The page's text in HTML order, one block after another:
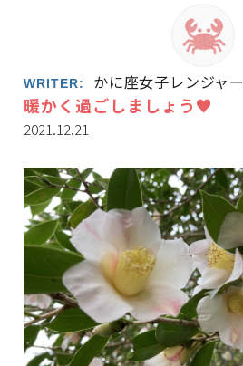
WRITER: かに座女子レンジャー
暖かく過ごしましょう♥
2021.12.21